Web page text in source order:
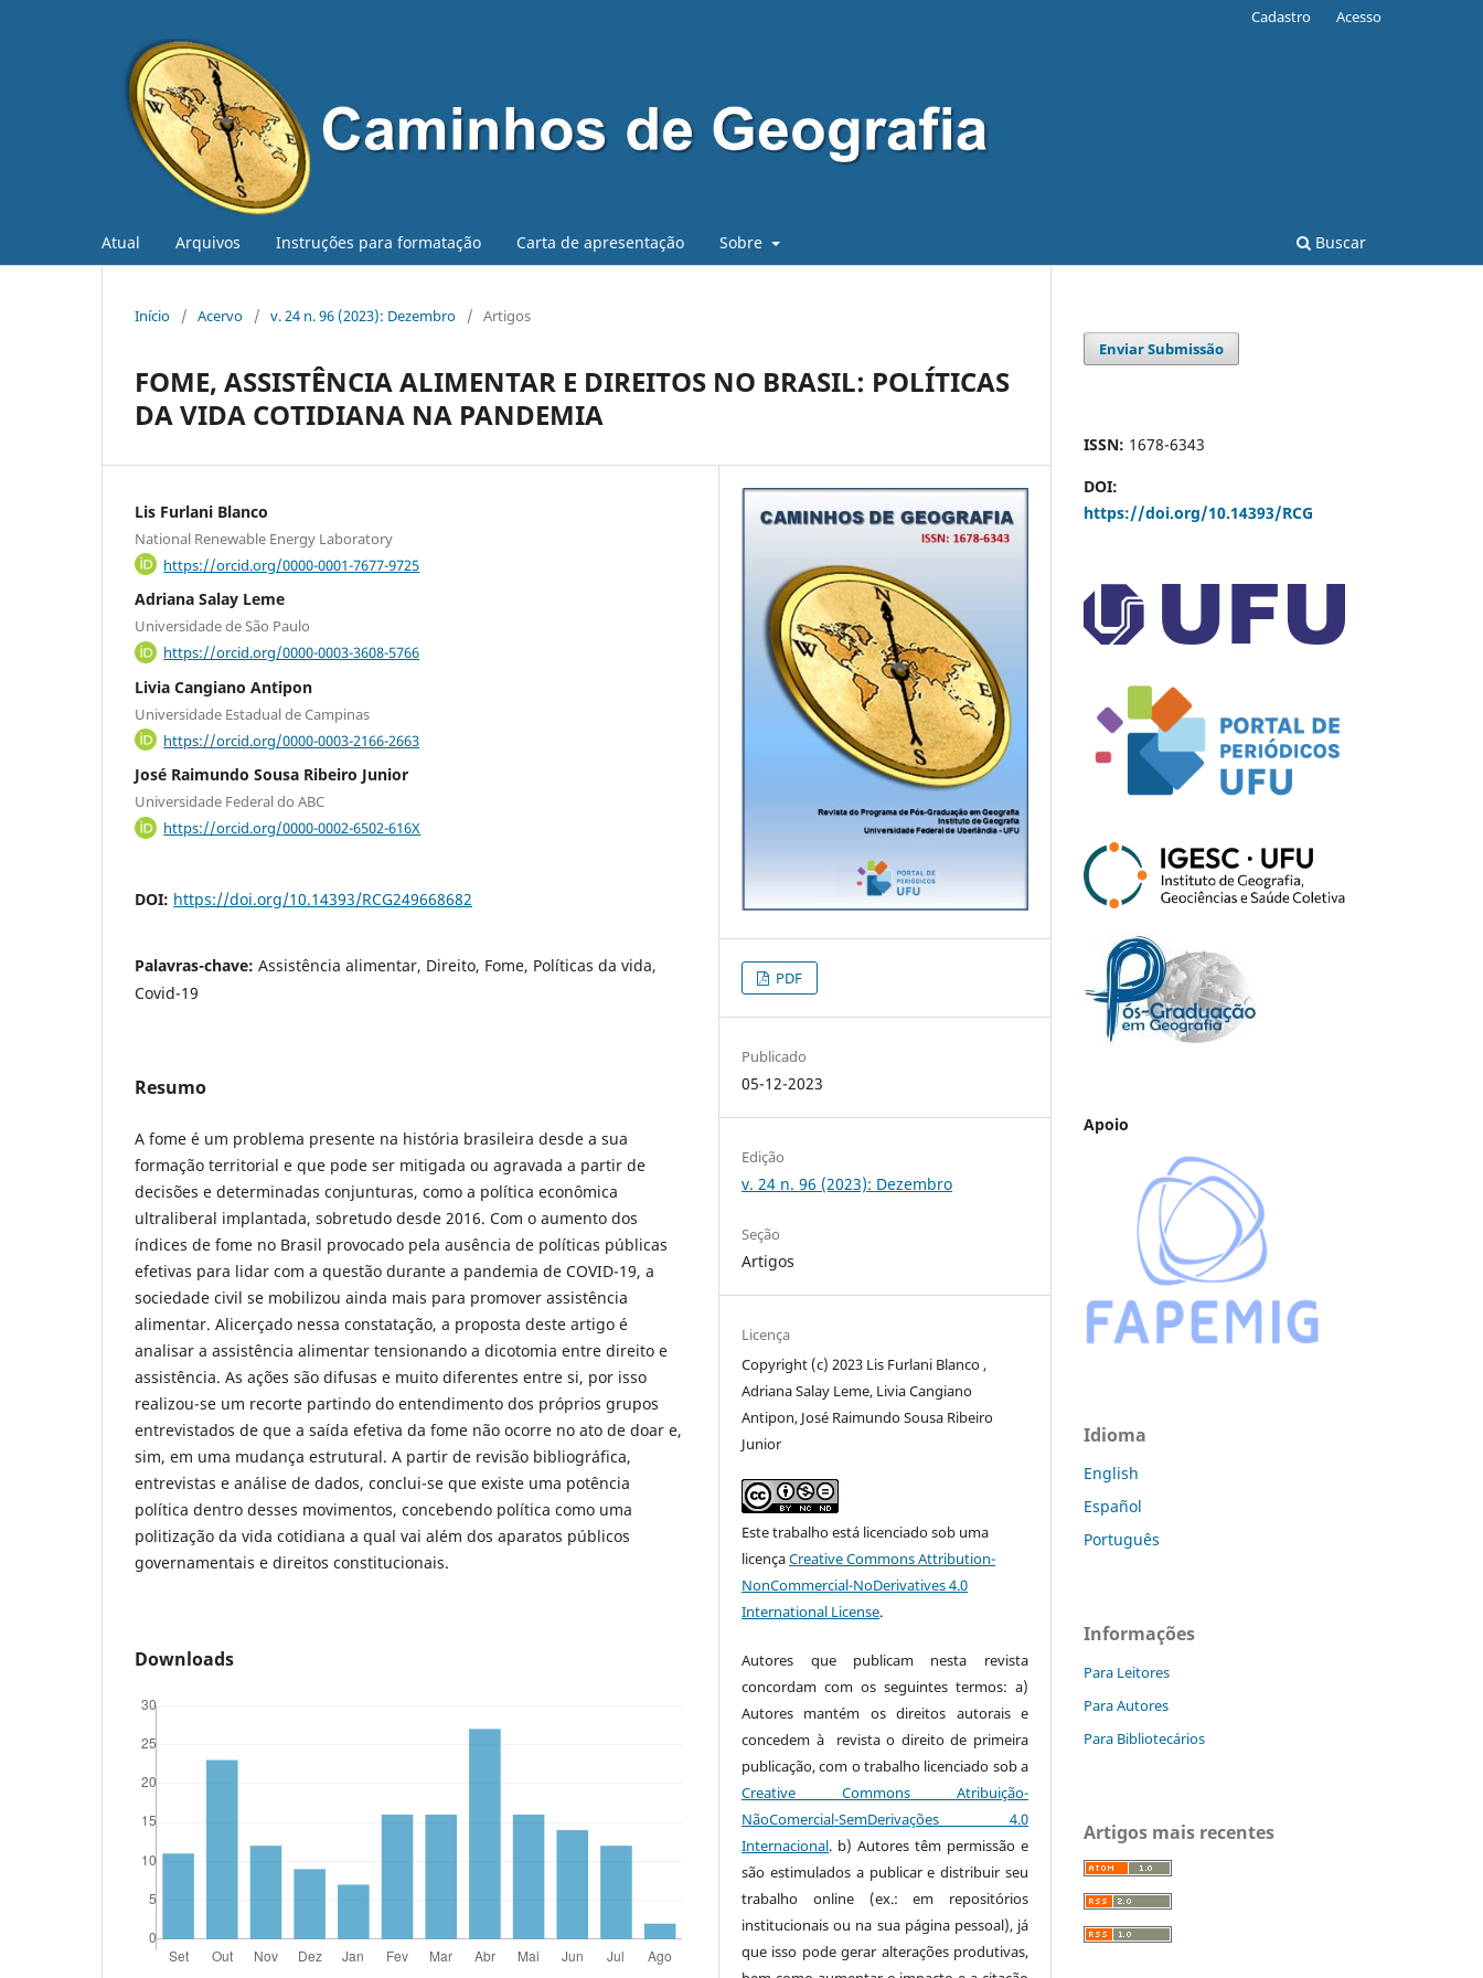
Atual Arquivos Instruções para formatação Carta de apresentação Sobre Buscar
Cadastro Acesso
Início / Acervo / v. 24 n. 96 (2023): Dezembro / Artigos
FOME, ASSISTÊNCIA ALIMENTAR E DIREITOS NO BRASIL: POLÍTICAS
DA VIDA COTIDIANA NA PANDEMIA
Lis Furlani Blanco
National Renewable Energy Laboratory
https://orcid.org/0000-0001-7677-9725
Adriana Salay Leme
Universidade de São Paulo
https://orcid.org/0000-0003-3608-5766
Livia Cangiano Antipon
Universidade Estadual de Campinas
https://orcid.org/0000-0003-2166-2663
José Raimundo Sousa Ribeiro Junior
Universidade Federal do ABC
https://orcid.org/0000-0002-6502-616X
DOI: https://doi.org/10.14393/RCG249668682
Palavras-chave: Assistência alimentar, Direito, Fome, Políticas da vida,
Covid-19
Resumo
A fome é um problema presente na história brasileira desde a sua
formação territorial e que pode ser mitigada ou agravada a partir de
decisões e determinadas conjunturas, como a política econômica
ultraliberal implantada, sobretudo desde 2016. Com o aumento dos
índices de fome no Brasil provocado pela ausência de políticas públicas
efetivas para lidar com a questão durante a pandemia de COVID-19, a
sociedade civil se mobilizou ainda mais para promover assistência
alimentar. Alicerçado nessa constatação, a proposta deste artigo é
analisar a assistência alimentar tensionando a dicotomia entre direito e
assistência. As ações são difusas e muito diferentes entre si, por isso
realizou-se um recorte partindo do entendimento dos próprios grupos
entrevistados de que a saída efetiva da fome não ocorre no ato de doar e,
sim, em uma mudança estrutural. A partir de revisão bibliográfica,
entrevistas e análise de dados, conclui-se que existe uma potência
política dentro desses movimentos, concebendo política como uma
politização da vida cotidiana a qual vai além dos aparatos públicos
governamentais e direitos constitucionais.
Downloads
PDF
Publicado
05-12-2023
Edição
v. 24 n. 96 (2023): Dezembro
Seção
Artigos
Licença
Copyright (c) 2023 Lis Furlani Blanco ,
Adriana Salay Leme, Livia Cangiano
Antipon, José Raimundo Sousa Ribeiro
Junior
Este trabalho está licenciado sob uma
licençaCreative Commons Attribution-
NonCommercial-NoDerivatives 4.0
International License.
Autores que publicam nesta revista
concordam com os seguintes termos: a)
Autores mantém os direitos autorais e
concedem à revista o direito de primeira
publicação, com o trabalho licenciado sob a
Creative Commons Atribuição-
NãoComercial-SemDerivações 4.0
Internacional. b) Autores têm permissão e
são estimulados a publicar e distribuir seu
trabalho online (ex.: em repositórios
institucionais ou na sua página pessoal), já
que isso pode gerar alterações produtivas,
Enviar Submissão
ISSN: 1678-6343
DOI:
https://doi.org/10.14393/RCG
Apoio
Idioma
English
Español
Português
Informações
Para Leitores
Para Autores
Para Bibliotecários
Artigos mais recentes